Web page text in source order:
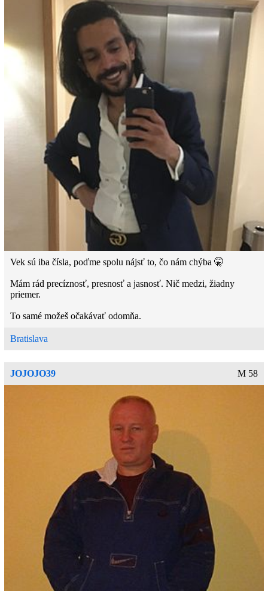
Vek sú iba čísla, poďme spolu nájsť to, čo nám chýba 🤫
Mám rád precíznosť, presnosť a jasnosť. Nič medzi, žiadny
priemer.
To samé možeš očakávať odomňa.
Bratislava
JOJOJO39 M 58